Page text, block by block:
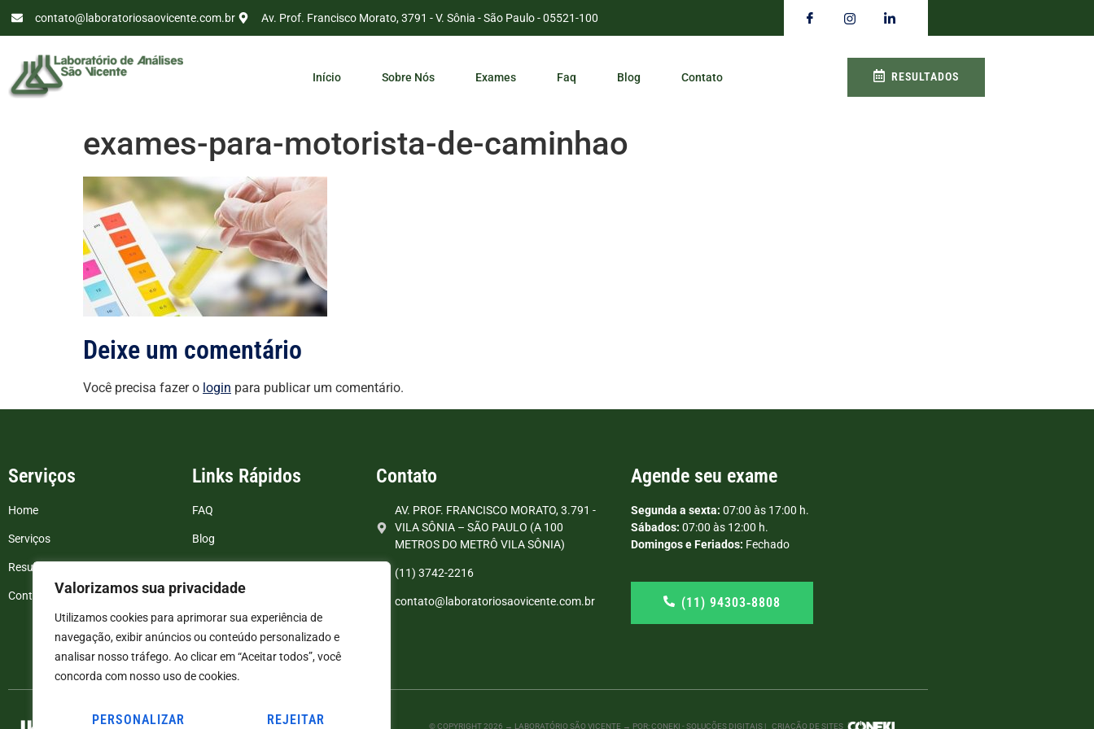
Valorizamos sua privacidade
Utilizamos cookies para aprimorar sua experiência de
navegação, exibir anúncios ou conteúdo personalizado e
analisar nosso tráfego. Ao clicar em “Aceitar todos”, você
concorda com nosso uso de cookies.
PERSONALIZAR REJEITAR
contato@laboratoriosaovicente.com.br Av. Prof. Francisco Morato, 3791 - V. Sônia - São Paulo - 05521-100
Início Sobre Nós Exames Faq Blog Contato RESULTADOS
exames-para-motorista-de-caminhao
Deixe um comentário
Você precisa fazer o login para publicar um comentário.
Serviços
Home
Serviços
Resultados de exames
Contato
Links Rápidos
FAQ
Blog
Termos e Condições
Contato
AV. PROF. FRANCISCO MORATO, 3.791 -
VILA SÔNIA – SÃO PAULO (A 100
METROS DO METRÔ VILA SÔNIA)
(11) 3742-2216
contato@laboratoriosaovicente.com.br
Agende seu exame
Segunda a sexta: 07:00 às 17:00 h.
Sábados: 07:00 às 12:00 h.
Domingos e Feriados: Fechado
(11) 94303‑8808
© COPYRIGHT2026 → LABORATÓRIO SÃO VICENTE → POR: CONEKI - SOLUÇÕES DIGITAIS | CRIAÇÃO DE SITES